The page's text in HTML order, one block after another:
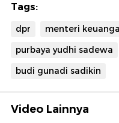
Pambudy, Kepala
Kesehatan Ali Gufron
Tags:
dpr menteri
purbaya yudhi sadewa
budi gunadi sadikin
Video Lainnya